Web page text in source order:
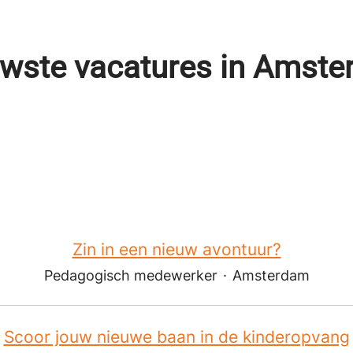
vacatures in
Zin in een nieuw avontuur?
Pedagogisch medewerker · Amsterdam
Scoor jouw nieuwe baan in de kinderopvang